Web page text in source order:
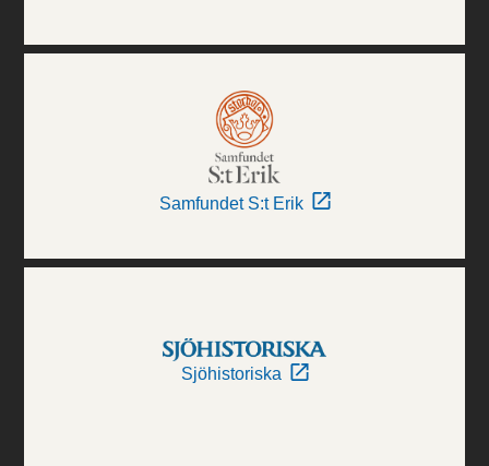
Samfundet S:t Erik
Sjöhistoriska